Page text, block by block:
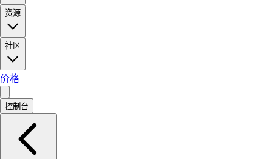
资源
社区
价格
控制台